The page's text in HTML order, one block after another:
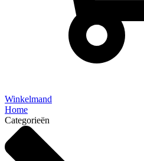
Winkelmand
Home
Categorieën